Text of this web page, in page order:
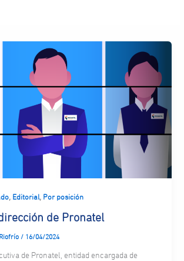
, Editorial, Por posición
de Pronatel
/ 16/04/2024
de Pronatel, entidad encargada de